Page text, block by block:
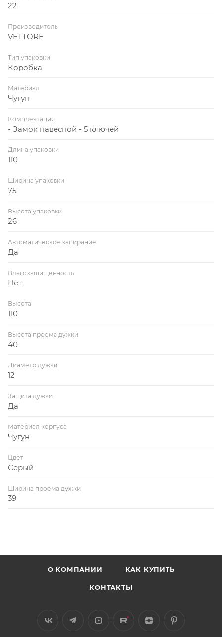
22
Производитель
VETTORE
Тип упаковки
Коробка
Материал
Чугун
Комплектация
- Замок навесной - 5 ключей
Длина упаковки
110
Ширина упаковки
75
Высота упаковки
26
Автоматическое запирание
Да
Влагозащищенность
Нет
Высота
110
Высота проема дужки
40
Диаметр дужки
12
Защита дужки
Да
Материал корпуса
Чугун
Цвет
Серый
Ширина проема дужки
39
О КОМПАНИИ КАК КУПИТЬ
КОНТАКТЫ